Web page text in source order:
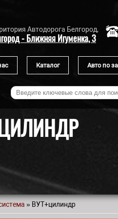
Автодорога Белгород,
- Ближняя Игуменка, 3
Каталог Авто по
» ВУТ+цилиндр